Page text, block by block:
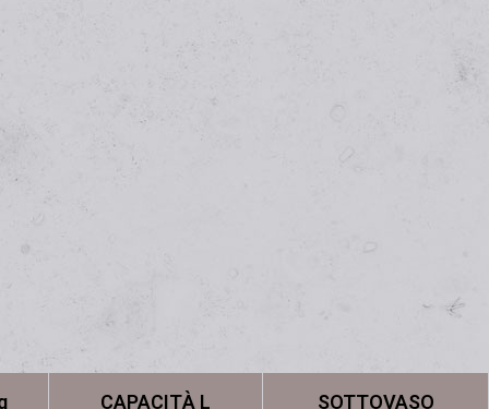
CAPACITÀ L SOTTOVASO